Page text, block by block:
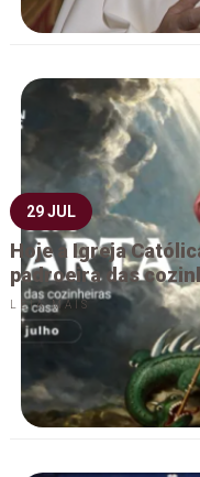
29 JUL
Hoje a Igreja
padroeira das
LEIA MAIS